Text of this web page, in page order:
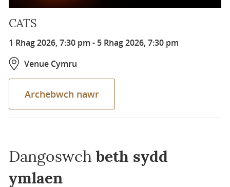
CATS
1 Rhag 2026, 7:30 pm - 5 Rhag 2026, 7:30 pm
Venue Cymru
Archebwch nawr
Dangoswchbeth sydd
ymlaen